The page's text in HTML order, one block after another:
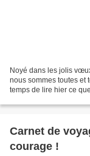
Noyé dans les jolis
nous sommes toutes et
temps de lire hier ce
Carnet de
courage !